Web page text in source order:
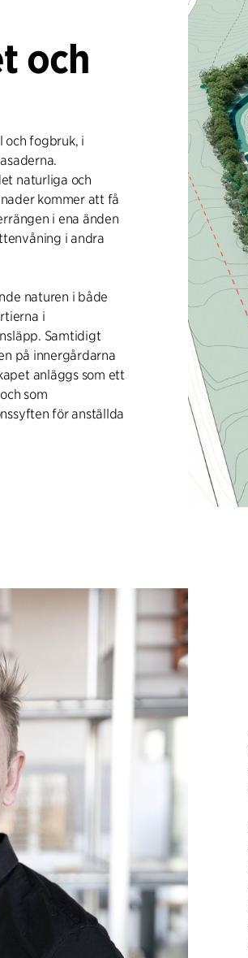
och
och fogbruk, i
naturliga och
kommer att få
i ena änden
i andra
naturen i både
i
Samtidigt
på innergårdarna
anläggs som ett
som
för anställda